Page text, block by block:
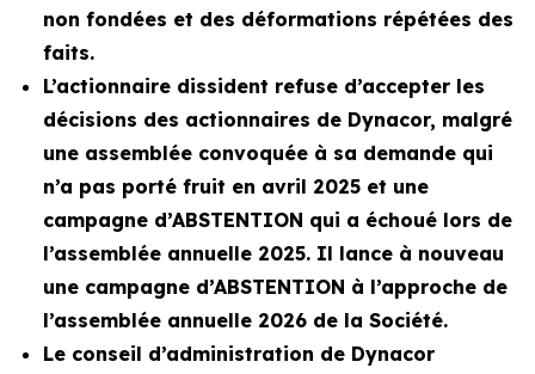
non fondées et des déformations répétées des
faits.
L’actionnaire dissident refuse d’accepter les
décisions des actionnaires de Dynacor, malgré
une assemblée convoquée à sa demande qui
n’a pas porté fruit en avril 2025 et une
campagne d’ABSTENTION qui a échoué lors de
l’assemblée annuelle 2025. Il lance à nouveau
une campagne d’ABSTENTION à l’approche de
l’assemblée annuelle 2026 de la Société.
Le conseil d’administration de Dynacor